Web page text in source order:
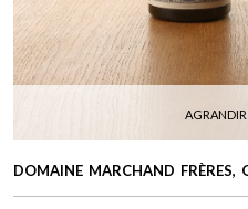
DOMAINE MARCHAND